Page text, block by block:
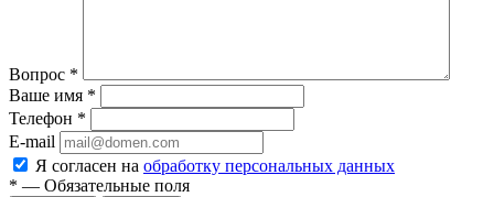
Вопрос *
Ваше имя *
Телефон *
E-mail
Я согласен на обработку персональных данных
* — Обязательные поля